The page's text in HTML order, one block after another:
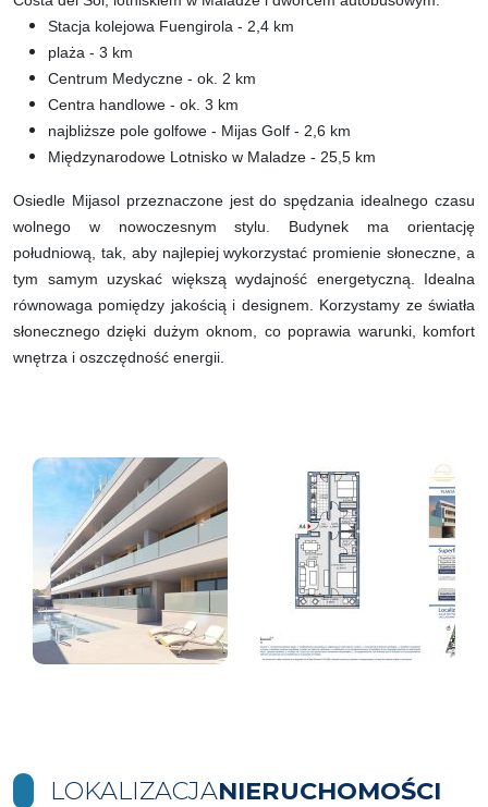
Stacja kolejowa Fuengirola - 2,4 km
plaża - 3 km
Centrum Medyczne - ok. 2 km
Centra handlowe - ok. 3 km
najbliższe pole golfowe - Mijas Golf - 2,6 km
Międzynarodowe Lotnisko w Maladze - 25,5 km
Osiedle Mijasol przeznaczone jest do spędzania idealnego czasu
wolnego w nowoczesnym stylu. Budynek ma orientację
południową, tak, aby najlepiej wykorzystać promienie słoneczne, a
tym samym uzyskać większą wydajność energetyczną. Idealna
równowaga pomiędzy jakością i designem. Korzystamy ze światła
słonecznego dzięki dużym oknom, co poprawia warunki, komfort
wnętrza i oszczędność energii.
LOKALIZACJANIERUCHOMOŚCI